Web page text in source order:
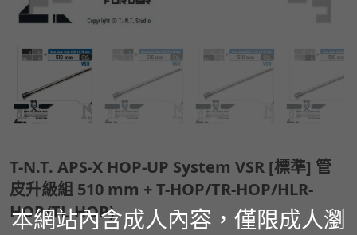
T-N.T. APS-X HOP-UP System VSR [標準] 管
皮升級組 510 mm + T-HOP/TR-HOP/HLR-
HOP/TL-HOP)
本網站內含成人內容，僅限成人瀏